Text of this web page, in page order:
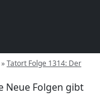
»Tatort Folge 1314: Der
Neue Folgen gibt